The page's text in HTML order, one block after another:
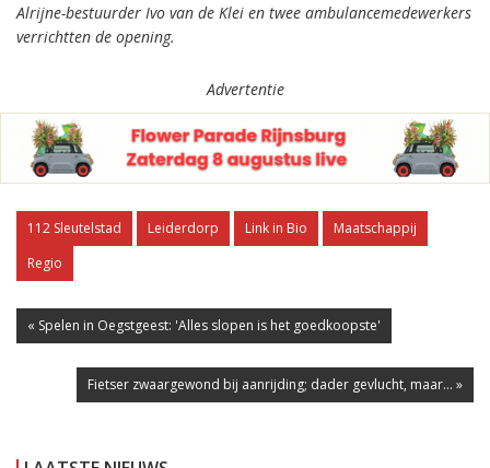
Alrijne-bestuurder Ivo van de Klei en twee ambulancemedewerkers
verrichtten de opening.
Advertentie
112 Sleutelstad Leiderdorp Link in Bio
Maatschappij
Regio
« Spelen in Oegstgeest: 'Alles slopen is het goedkoopste'
Fietser zwaargewond bij aanrijding; dader gevlucht, maar... »